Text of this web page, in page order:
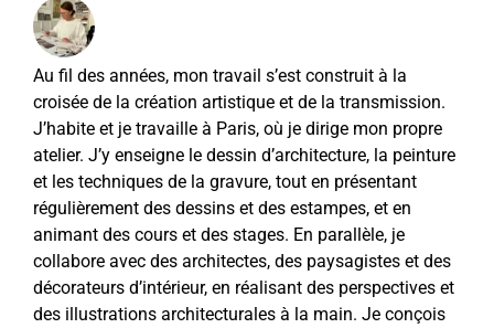
Au fil des années, mon travail s’est construit à la
croisée de la création artistique et de la transmission.
J’habite et je travaille à Paris, où je dirige mon propre
atelier. J’y enseigne le dessin d’architecture, la peinture
et les techniques de la gravure, tout en présentant
régulièrement des dessins et des estampes, et en
animant des cours et des stages. En parallèle, je
collabore avec des architectes, des paysagistes et des
décorateurs d’intérieur, en réalisant des perspectives et
des illustrations architecturales à la main. Je conçois